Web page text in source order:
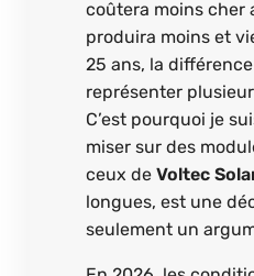
coûtera moins cher
produira moins et
25 ans, la
représenter
C’est pourquoi je
miser sur des
ceux deVoltec
longues, est une
seulement un